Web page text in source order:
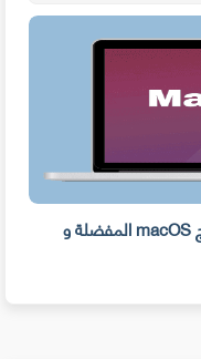
تعرف على هذه الطريقة لتحديد حزمة برامج macOS المفضلة و